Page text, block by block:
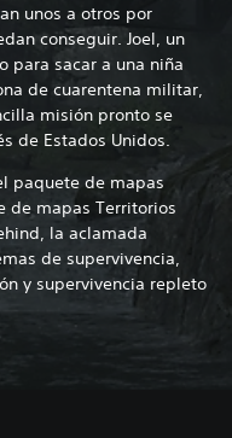
unos a otros por
conseguir. Joel, un
para sacar a una niña
de cuarentena militar,
misión pronto se
de Estados Unidos.
paquete de mapas
de mapas Territorios
la aclamada
de supervivencia,
y supervivencia repleto